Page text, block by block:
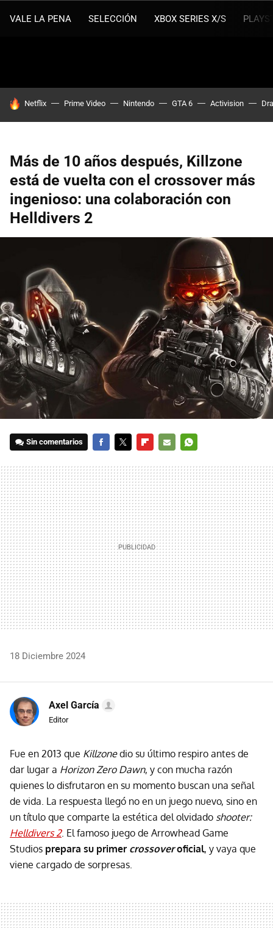
VALE LA PENA SELECCIÓN XBOX SERIES X/S
HOY SE HABLA DE
Netflix Prime Video Nintendo GTA 6 Activision
Más de 10 años después, Killzone
está de vuelta con el crossover más
ingenioso: una colaboración con
Helldivers 2
Sin comentarios
MAIL
18 Diciembre 2024
Axel García
Editor
Fue en 2013 que Killzonedio su último respiro antes de
dar lugar a Horizon Zero Dawn, y con mucha razón
quienes lo disfrutaron en su momento buscan una señal
de vida. La respuesta llegó no en un juego nuevo, sino en
un título que comparte la estética del olvidado shooter:
Helldivers 2. El famoso juego de Arrowhead Game
Studios prepara su primer crossoveroficial, y vaya que
viene cargado de sorpresas.